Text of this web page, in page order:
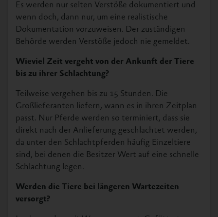
Es werden nur selten Verstöße dokumentiert und
wenn doch, dann nur, um eine realistische
Dokumentation vorzuweisen. Der zuständigen
Behörde werden Verstöße jedoch nie gemeldet.
Wieviel Zeit vergeht von der Ankunft der Tiere
bis zu ihrer Schlachtung?
Teilweise vergehen bis zu 15 Stunden. Die
Großlieferanten liefern, wann es in ihren Zeitplan
passt. Nur Pferde werden so terminiert, dass sie
direkt nach der Anlieferung geschlachtet werden,
da unter den Schlachtpferden häufig Einzeltiere
sind, bei denen die Besitzer Wert auf eine schnelle
Schlachtung legen.
Werden die Tiere bei längeren Wartezeiten
versorgt?